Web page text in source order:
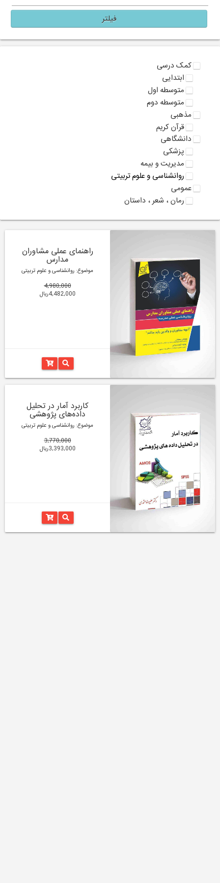
فیلتر
کمک درسی
ابتدایی
متوسطه اول
متوسطه دوم
مذهبی
قرآن کریم
دانشگاهی
پزشکی
مدیریت و بیمه
روانشناسی و علوم تربیتی
عمومی
رمان ، شعر ، داستان
راهنمای عملی مشاوران
مدارس
موضوع: روانشناسی و علوم تربیتی
4,980,000
4,482,000ریال
کاربرد آمار در تحلیل
داده‌های پژوهشی
موضوع: روانشناسی و علوم تربیتی
3,770,000
3,393,000ریال